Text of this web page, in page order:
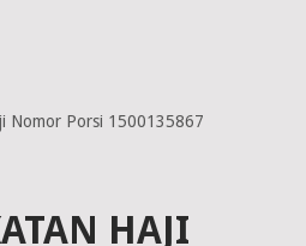
Nomor Porsi 1500135867
HAJI